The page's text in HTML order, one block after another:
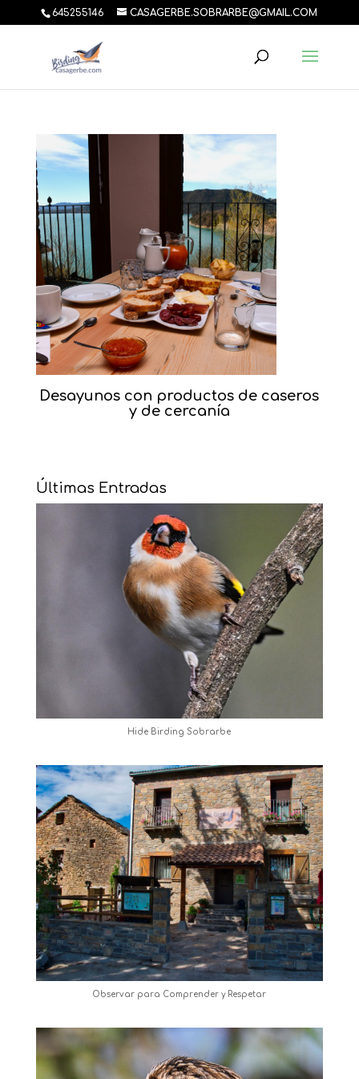
645255146 CASAGERBE.SOBRARBE@GMAIL.COM
Desayunos con productos de caseros
y de cercanía
Últimas Entradas
Hide Birding Sobrarbe
Observar para Comprender y Respetar